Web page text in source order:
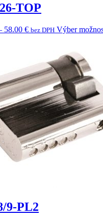
TOP
58.00 € bez DPH Výber
9-PL2